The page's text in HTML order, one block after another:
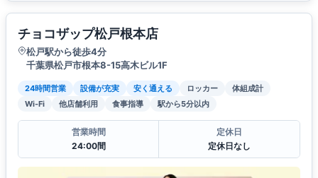
チョコザップ松戸根本店
松戸駅から徒歩4分
千葉県松戸市根本8-15高木ビル1F
24時間営業 設備が充実 安く通える ロッカー
体組成計
Wi-Fi
他店舗利用 食事指導 駅から5分以内
営業時間
24:00間
定休日
定休日なし